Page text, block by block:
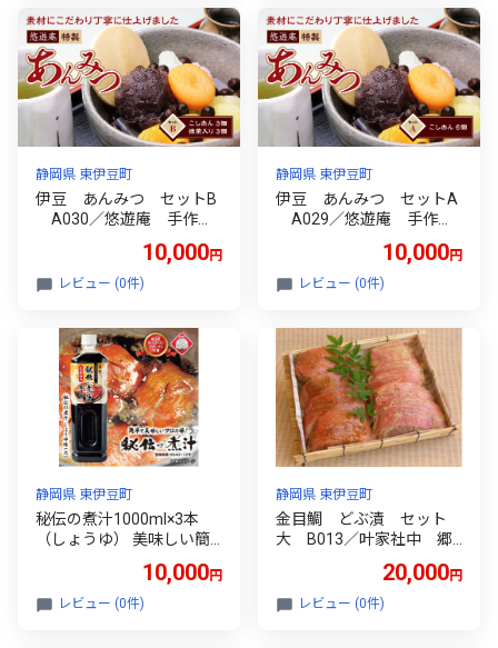
静岡県 東伊豆町
伊豆 あんみつ セットB
A030／悠遊庵 手作
り こしあん 和菓子 心
太 ところてん 静岡県
東伊豆町
10,000円
レビュー (0件)
静岡県 東伊豆町
伊豆 あんみつ セットA
A029／悠遊庵 手作
り こしあん 和菓子 心
太 ところてん 静岡県
東伊豆町
10,000円
レビュー (0件)
静岡県 東伊豆町
秘伝の煮汁1000ml×3本
（しょうゆ） 美味しい簡
単レシピ付 1257 ／ 静岡県
10,000円
レビュー (0件)
静岡県 東伊豆町
金目鯛 どぶ漬 セット
大 B013／叶家社中 郷
土料理 味噌漬 吟醸漬
酒粕 西京味噌 みそ漬
静岡県 東伊豆町
20,000円
レビュー (0件)